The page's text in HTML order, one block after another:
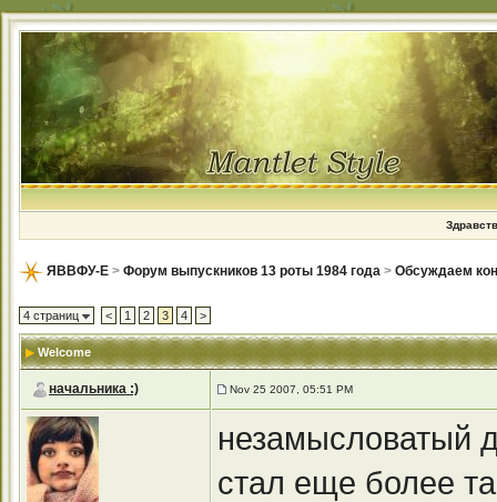
ЯВВФУ-Е > Форум выпускников 13 роты 1984 года > Обсуждаем
4 страниц < 1 2 3 4 >
Welcome
начальника :) Nov 25 2007, 05:51 PM
незамысловатый
стал еще более